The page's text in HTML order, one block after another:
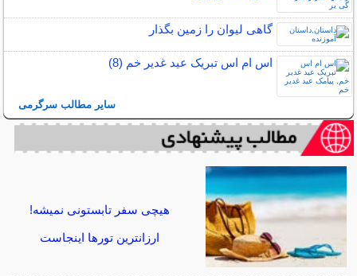
گاهی ليوان را زمين بگذار
اس ام اس تبریک عید غدیر خم (8)
سایر مطالب سرگرمی
هیچی سفر تابستونی نمیشه!
ارزانترین تورها اینجاست